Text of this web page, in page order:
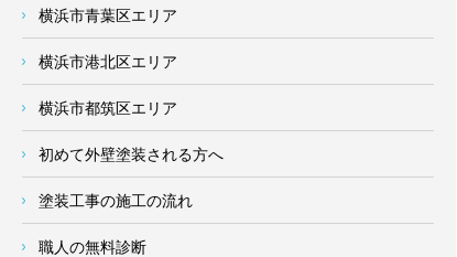
横浜市青葉区エリア
横浜市港北区エリア
横浜市都筑区エリア
初めて外壁塗装される方へ
塗装工事の施工の流れ
職人の無料診断